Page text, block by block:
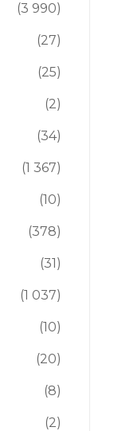
(3 990)
(27)
(25)
(2)
(34)
(1 367)
(10)
(378)
(31)
(1 037)
(10)
(20)
(8)
(2)